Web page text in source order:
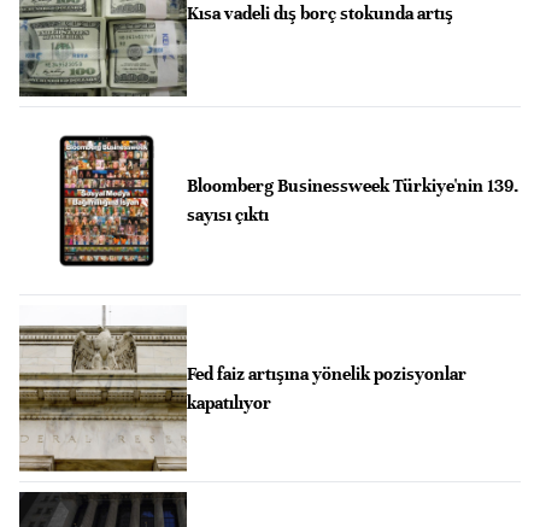
Kısa vadeli dış borç stokunda artış
Bloomberg Businessweek Türkiye'nin 139.
sayısı çıktı
Fed faiz artışına yönelik pozisyonlar
kapatılıyor